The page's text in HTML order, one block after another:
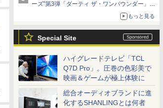
ーズ”第3弾「ダーティ ザ・ワンパウンダー」を
「特製ガーリックマヨソース」を使用した超大
もっと見る
Special Site
ハイグレードテレビ「TCL
Q7D Pro」。圧巻の色彩美で
映画＆ゲームが極上体験に
総合オーディオブランドに進
化するSHANLINGとは何者